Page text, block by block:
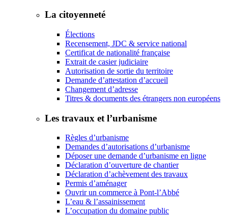
La citoyenneté
Élections
Recensement, JDC & service national
Certificat de nationalité française
Extrait de casier judiciaire
Autorisation de sortie du territoire
Demande d’attestation d’accueil
Changement d’adresse
Titres & documents des étrangers non européens
Les travaux et l’urbanisme
Règles d’urbanisme
Demandes d’autorisations d’urbanisme
Déposer une demande d’urbanisme en ligne
Déclaration d’ouverture de chantier
Déclaration d’achèvement des travaux
Permis d’aménager
Ouvrir un commerce à Pont-l’Abbé
L’eau & l’assainissement
L’occupation du domaine public